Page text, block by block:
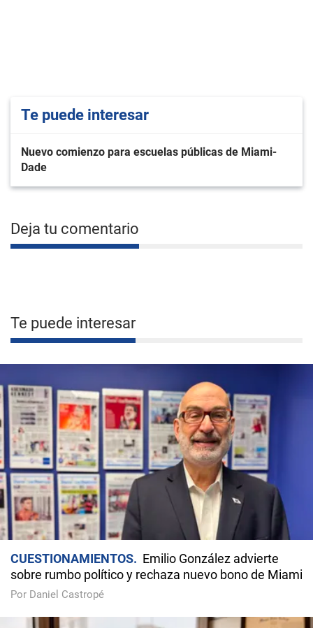
Te puede interesar
Nuevo comienzo para escuelas públicas de Miami-
Dade
Deja tu comentario
Te puede interesar
CUESTIONAMIENTOS
Emilio González advierte
sobre rumbo político y rechaza nuevo bono de Miami
Por Daniel Castropé